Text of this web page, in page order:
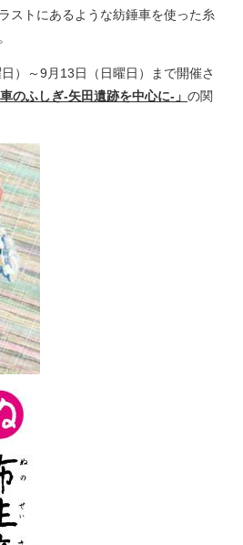
ストにあるような紡錘車を使った糸
）～9月13日（日曜日）まで開催さ
のふしぎ-矢田遺跡を中心に-」 の関